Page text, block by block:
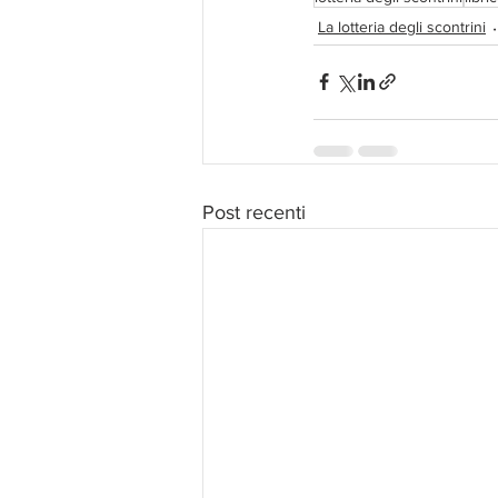
La lotteria degli scontrini
Post recenti